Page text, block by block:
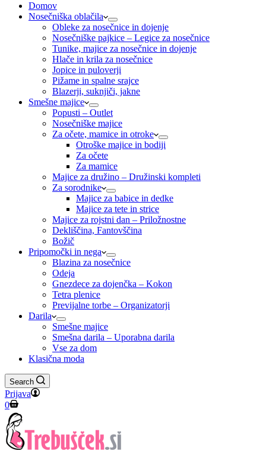
Domov
Nosečniška oblačila
Obleke za nosečnice in dojenje
Nosečniške pajkice – Legice za nosečnice
Tunike, majice za nosečnice in dojenje
Hlače in krila za nosečnice
Jopice in puloverji
Pižame in spalne srajce
Blazerji, suknjiči, jakne
Smešne majice
Popusti – Outlet
Nosečniške majice
Za očete, mamice in otroke
Otroške majice in bodiji
Za očete
Za mamice
Majice za družino – Družinski kompleti
Za sorodnike
Majice za babice in dedke
Majice za tete in strice
Majice za rojstni dan – Priložnostne
Dekliščina, Fantovščina
Božič
Pripomočki in nega
Blazina za nosečnice
Odeja
Gnezdece za dojenčka – Kokon
Tetra plenice
Previjalne torbe – Organizatorji
Darila
Smešne majice
Smešna darila – Uporabna darila
Vse za dom
Klasična moda
Search
Prijava
Shopping
cart
0